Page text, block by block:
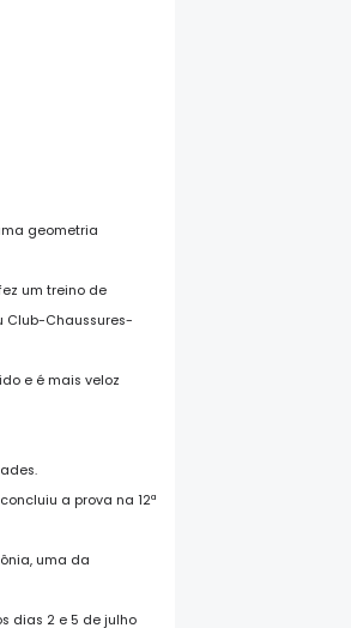
geometria
um treino de
Club-Chaussures-
e é mais veloz
a prova na 12ª
uma da
dias 2 e 5 de julho